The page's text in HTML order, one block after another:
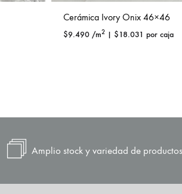
Cerámica Ivory Onix 46×46
$9.490/m2| $18.031 por caja
Amplio stock y variedad de